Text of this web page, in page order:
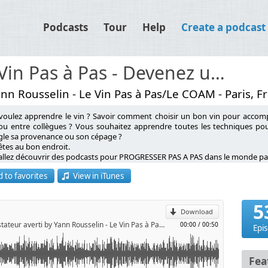
Podcasts Tour Help Create a podcast
Le Vin Pas à Pas - Devenez un dégustateur averti
Rousselin - Le Vin Pas à Pas/Le COAM - Paris,
apprendre le vin ? Savoir comment choisir un bon vin pour
entre collègues ? Vous souhaitez apprendre toutes les techniques
sa provenance ou son cépage ?
au bon endroit.
découvrir des podcasts pour PROGRESSER PAS A PAS dans le monde
YANN ROUSSELIN ?
de l’école de dégustation Le COAM (Cours d’Oenologie And More),
du blog Le Vin Pas à Pas et du podcast du même nom (podcast n°1 en
des Masterclass de la Dégustation (la 1ère Box pour se former au vin),
des programmes de formations francophones à distance du
Rousselin a constitué en plus de 15 ans, un arsenal innovant pour
de l’expertise de Yann et de son équipe pour devenir un meilleur
to favorites View in iTunes
Download
00:00 / 00:50
Le Vin Pas à Pas - Devenez un dégustateur averti by Yann Rousselin - Le Vin Pas à Pas/Le COAM